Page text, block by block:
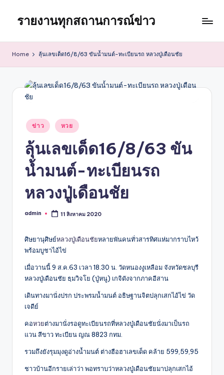
content
รายงานทุกสถานการณ์ข่าว
Home ลุ้นเลขเด็ด16/8/63 ขันน้ำมนต์-ทะเบียนรถ หลวงปู่เดือนชัย
Posted
in
ข่าว หวย
ลุ้นเลขเด็ด16/8/63 ขัน
น้ำมนต์-ทะเบียนรถ
หลวงปู่เดือนชัย
Posted
admin 11 สิงหาคม 2020
ศิษยานุศิษย์หลวงปู่เดือนชัยหลายพันคนทั่วสารทิศแห่มากราบไหว้
พร้อมบูชาไอ้ไข่
เมื่อวานนี้ 9 ส.ค.63 เวลา 18.30 น. วัดหนองงูเหลือม จังหวัดชลบุรี
หลวงปู่เดือนชัย ธฺมวิจโย (ปู่หนู) เกจิดังจากภาคอีสาน
เดินทางมานั่งปรก ประพรมน้ำมนต์ อธิษฐานจิตปลุกเสกไอ้ไข่ วัด
เจดีย์
คอหวยต่างมานั่งรอดูทะเบียนรถที่หลวงปู่เดือนชัยนั่งมาเป็นรถ
แวน สีขาว ทะเบียน ญณ 8823 กทม.
รวมถึงยังรุมมุงดูอ่างน้ำมนต์ ต่างฮือฮาเลขเด็ด คล้าย 599,59,95
ชาวบ้านอีกรายเล่าว่า พอทราบว่าหลวงปู่เดือนชัยมาปลุกเสกไอ้